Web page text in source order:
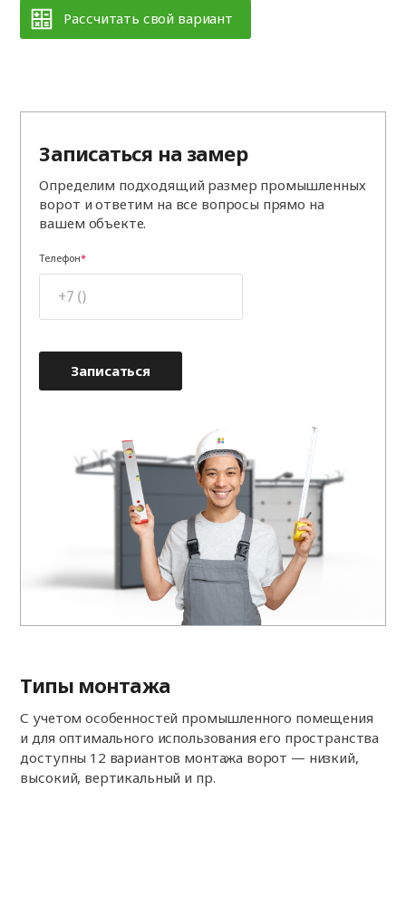
Рассчитать свой вариант
Записаться на замер
Определим подходящий размер промышленных
ворот и ответим на все вопросы прямо на
вашем объекте.
Телефон
Записаться
Типы монтажа
С учетом особенностей промышленного помещения
и для оптимального использования его пространства
доступны 12 вариантов монтажа ворот — низкий,
высокий, вертикальный и пр.